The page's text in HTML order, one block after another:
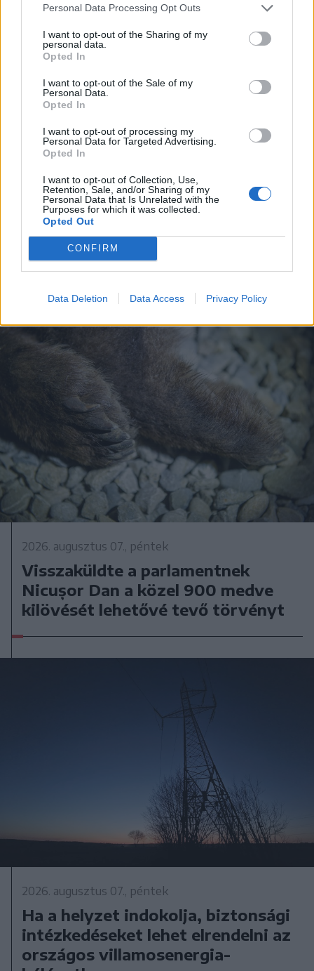
Personal Data Processing Opt Outs
I want to opt-out of the Sharing of my
personal data.
Opted In
I want to opt-out of the Sale of my
Personal Data.
Opted In
I want to opt-out of processing my
Personal Data for Targeted Advertising.
Opted In
I want to opt-out of Collection, Use,
Retention, Sale, and/or Sharing of my
Personal Data that Is Unrelated with the
Purposes for which it was collected.
Opted Out
CONFIRM
Data Deletion Data Access Privacy Policy
2026. augusztus 07., péntek
Románul is helyt kell állni a hétfőn
kezdődő írásbeliken – így
készülhetnek a pótérettségizők
2026. augusztus 07., péntek
Visszaküldte a parlamentnek
Nicușor Dan a közel 900 medve
kilövését lehetővé tevő törvényt
2026. augusztus 07., péntek
Ha a helyzet indokolja, biztonsági
intézkedéseket lehet elrendelni az
országos villamosenergia-